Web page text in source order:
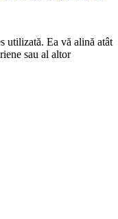
utili­zată. Ea vă alină atât
sau al altor